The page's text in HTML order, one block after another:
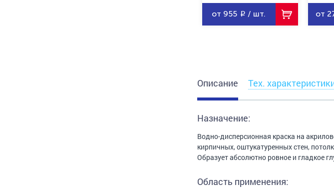
от 955 / шт. от
Описание Тех.
Назначение:
Водно-дисперсионная краска на
кирпичных, оштукатуренных стен,
Образует абсолютно ровное и гладкое
Область применения: